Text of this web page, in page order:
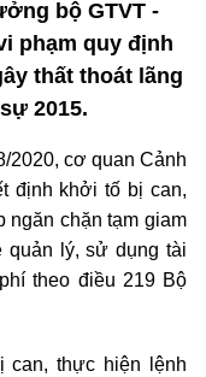
bộ GTVT -
phạm quy định
thất thoát lãng
2015.
2020, cơ quan Cảnh
định khởi tố bị can,
ngăn chặn tạm giam
quản lý, sử dụng tài
theo điều 219 Bộ
can, thực hiện lệnh